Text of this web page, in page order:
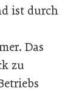
ist durch
Das
zu